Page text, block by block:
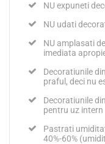
NU expuneti
NU udati
NU amplasati
imediata
Decoratiunile
praful, deci nu
Decoratiunile
pentru uz intern
Pastrati
40%-60%